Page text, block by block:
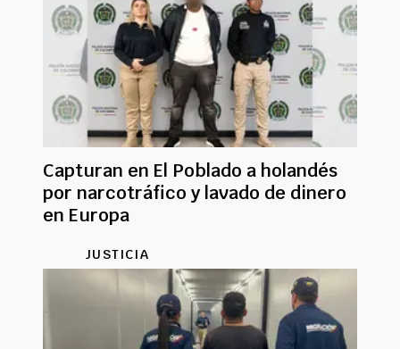
Capturan en El Poblado a holandés
por narcotráfico y lavado de dinero
en Europa
JUSTICIA